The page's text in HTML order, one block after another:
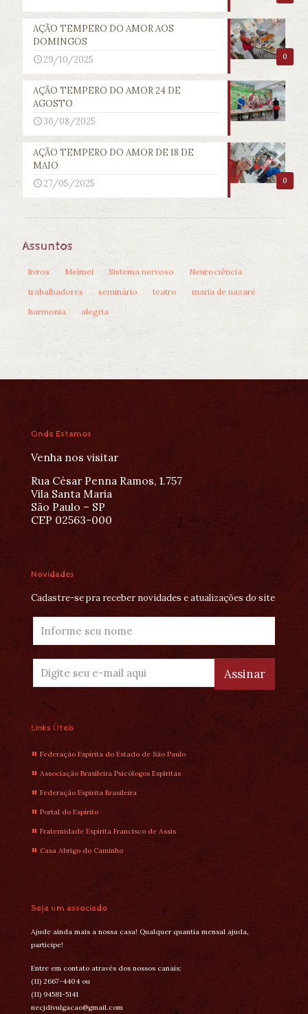
0
AÇÃO TEMPERO DO AMOR AOS
DOMINGOS
29/10/2025
AÇÃO TEMPERO DO AMOR 24 DE
AGOSTO
30/08/2025
0
AÇÃO TEMPERO DO AMOR DE 18 DE
MAIO
27/05/2025
Assuntos
livros Meimei Sistema nervoso
Neurociência
trabalhadores
seminário teatro
maria de nazaré
harmonia
alegria
Onde Estamos
Venha nos visitar
Rua César Penna Ramos, 1.757
Vila Santa Maria
São Paulo – SP
CEP 02563-000
Novidades
Cadastre-se pra receber novidades e atualizações do site
Links Úteis
Federação Espírita do Estado de São Paulo
Associação Brasileira Psicólogos Espíritas
Federação Espírita Brasileira
Portal do Espírito
Fraternidade Espírita Francisco de Assis
Casa Abrigo do Caminho
Seja um associado
Ajude ainda mais a nossa casa! Qualquer quantia mensal ajuda,
participe!
Entre em contato através dos nossos canais:
(11) 2667-4404 ou
(11) 94581-5141
necjdivulgacao@gmail.com